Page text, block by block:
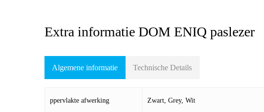
Extra informatie DOM ENIQ paslezer
Algemene informatie Technische Details
ppervlakte afwerking Zwart, Grey, Wit